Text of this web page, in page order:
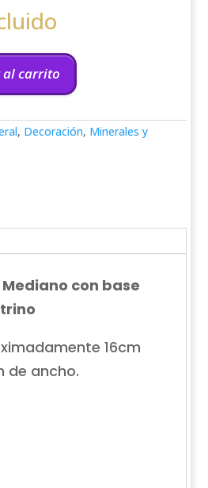
al carrito
, Decoración, Minerales y
con base
16cm
de ancho.